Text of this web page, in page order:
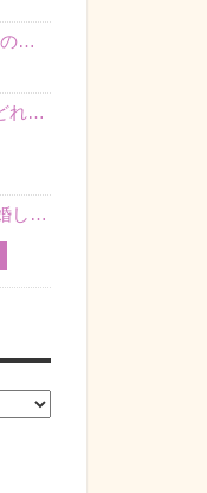
働く主婦、片思いをしています。 仕事の相談をしていくうちに、彼のことを好きになりました。私には夫も子供もいます。不倫をしているわけでもなく、もちろん、この気持ちは誰にも話していません。 ラインをする関
不倫ぶっちゃけトーク5弾！ 不倫してどれくらい？ 不倫のあれこれを、なんでもどうぞ♪♪
W不倫です。最近、彼のほうから、離婚して再婚しよう、と言ってきました。ハッキリいうと、そこまでは考えていませんでした。彼を好きな気持ちはあるし、彼なしの生活は考えられません。だけど、離婚して再婚すると